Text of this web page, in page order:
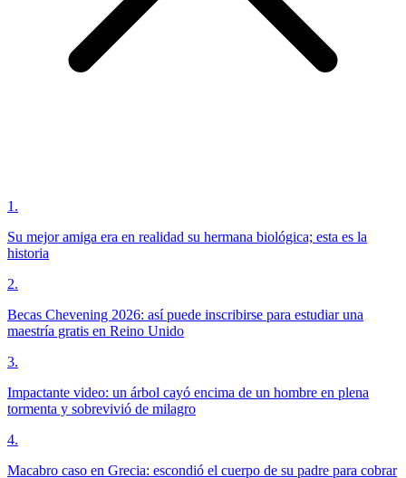
1 .
Su mejor amiga era en realidad su hermana biológica; esta es la
historia
2.
Becas Chevening 2026: así puede inscribirse para estudiar una
maestría gratis en Reino Unido
3.
Impactante video: un árbol cayó encima de un hombre en plena
tormenta y sobrevivió de milagro
4.
Macabro caso en Grecia: escondió el cuerpo de su padre para cobrar